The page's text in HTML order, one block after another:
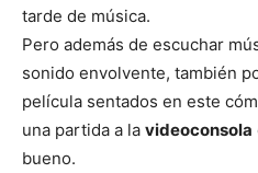
tarde de música.
Pero además de escuchar
sonido envolvente, también
película sentados en este
una partida a la videoconsola
bueno.